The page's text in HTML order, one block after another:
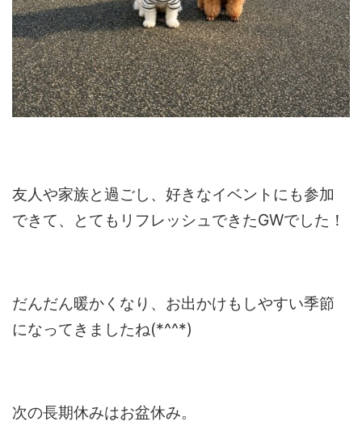
友人や家族と過ごし、好きなイベントにも参加
できて、とてもリフレッシュできたGWでした！
だんだん暖かくなり、お出かけもしやすい季節
になってきましたね(*^^*)
次の長期休みはお盆休み。